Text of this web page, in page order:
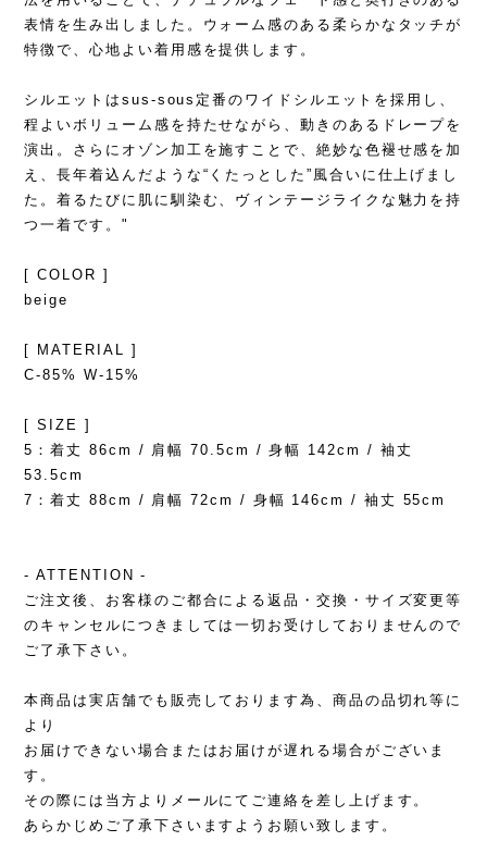
表情を生み出しました。ウォーム感のある柔らかなタッチが
特徴で、心地よい着用感を提供します。
シルエットはsus-sous定番のワイドシルエットを採用し、
程よいボリューム感を持たせながら、動きのあるドレープを
演出。さらにオゾン加工を施すことで、絶妙な色褪せ感を加
え、長年着込んだような“くたっとした”風合いに仕上げまし
た。着るたびに肌に馴染む、ヴィンテージライクな魅力を持
つ一着です。"
[ COLOR ]
beige
[ MATERIAL ]
C-85% W-15%
[ SIZE ]
5：着丈 86cm / 肩幅 70.5cm / 身幅 142cm / 袖丈
53.5cm
7：着丈 88cm / 肩幅 72cm / 身幅 146cm / 袖丈 55cm
- ATTENTION -
ご注文後、お客様のご都合による返品・交換・サイズ変更等
のキャンセルにつきましては一切お受けしておりませんので
ご了承下さい。
本商品は実店舗でも販売しております為、商品の品切れ等に
より
お届けできない場合またはお届けが遅れる場合がございま
す。
その際には当方よりメールにてご連絡を差し上げます。
あらかじめご了承下さいますようお願い致します。